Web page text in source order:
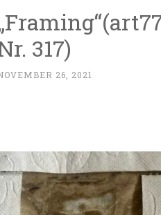
317)
26, 2021